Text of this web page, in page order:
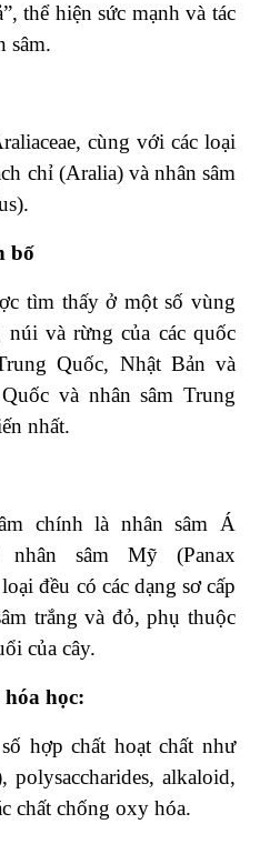
thể hiện sức mạnh và tác
sâm.
cùng với các loại
chỉ (Aralia) và nhân sâm
bố
tìm thấy ở một số vùng
và rừng của các quốc
Quốc, Nhật Bản và
và nhân sâm Trung
nhất.
chính là nhân sâm Á
nhân sâm Mỹ (Panax
đều có các dạng sơ cấp
trắng và đỏ, phụ thuộc
của cây.
học:
hợp chất hoạt chất như
polysaccharides, alkaloid,
chất chống oxy hóa.